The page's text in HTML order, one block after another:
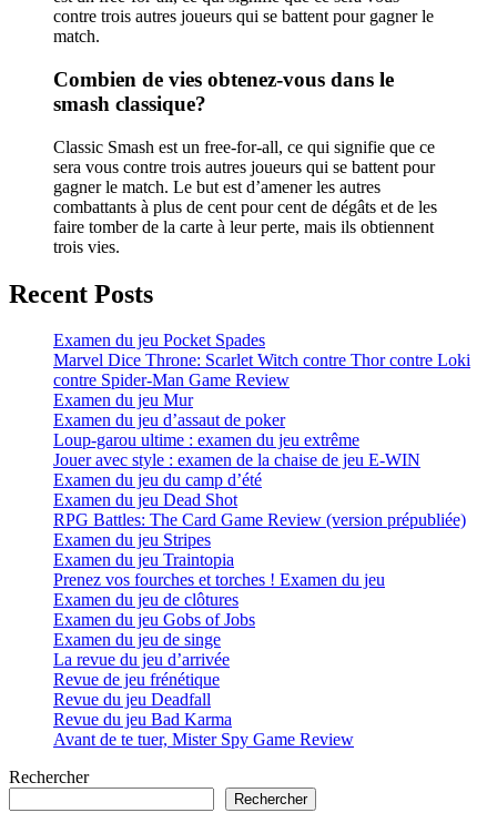
contre trois autres joueurs qui se battent pour gagner le
match.
Combien de vies obtenez-vous dans le
smash classique?
Classic Smash est un free-for-all, ce qui signifie que ce
sera vous contre trois autres joueurs qui se battent pour
gagner le match. Le but est d’amener les autres
combattants à plus de cent pour cent de dégâts et de les
faire tomber de la carte à leur perte, mais ils obtiennent
trois vies.
Recent Posts
Examen du jeu Pocket Spades
Marvel Dice Throne: Scarlet Witch contre Thor contre Loki
contre Spider-Man Game Review
Examen du jeu Mur
Examen du jeu d’assaut de poker
Loup-garou ultime : examen du jeu extrême
Jouer avec style : examen de la chaise de jeu E-WIN
Examen du jeu du camp d’été
Examen du jeu Dead Shot
RPG Battles: The Card Game Review (version prépubliée)
Examen du jeu Stripes
Examen du jeu Traintopia
Prenez vos fourches et torches ! Examen du jeu
Examen du jeu de clôtures
Examen du jeu Gobs of Jobs
Examen du jeu de singe
La revue du jeu d’arrivée
Revue de jeu frénétique
Revue du jeu Deadfall
Revue du jeu Bad Karma
Avant de te tuer, Mister Spy Game Review
Rechercher
Rechercher